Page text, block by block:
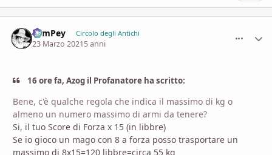
SamPey Circolo degli Antichi
23 Marzo 20215 anni
16 ore fa, Azog il Profanatore ha scritto:
Bene, c'è qualche regola che indica il massimo di kg o
almeno un numero massimo di armi da tenere?
Si, il tuo Score di Forza x 15 (in libbre)
Se io gioco un mago con 8 a forza posso trasportare un
massimo di 8x15=120 libbre=circa 55 kg